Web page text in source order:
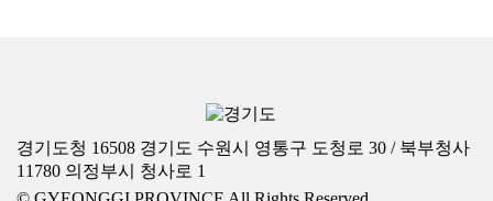
경기도청 16508 경기도 수원시 영통구 도청로 30 / 북부청사
11780 의정부시 청사로 1